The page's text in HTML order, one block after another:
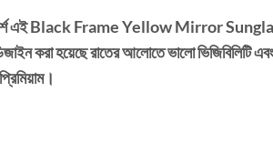
এইBlack Frame Yellow Mirror
করা হয়েছে রাতের আলোতে ভালো ভিজিবিলিটি